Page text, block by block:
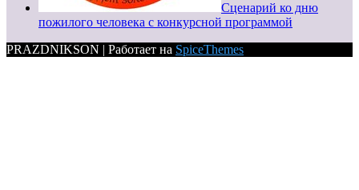
Сценарий ко дню
пожилого человека с конкурсной программой
PRAZDNIKSON | Работает на SpiceThemes